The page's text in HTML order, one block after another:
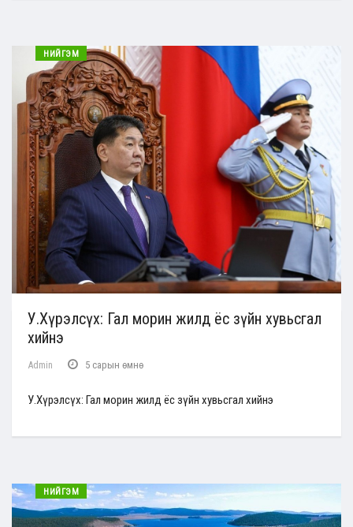
НИЙГЭМ
У.Хүрэлсүх: Гал морин жилд ёс зүйн хувьсгал
хийнэ
Admin 5 сарын өмнө
У.Хүрэлсүх: Гал морин жилд ёс зүйн хувьсгал хийнэ
НИЙГЭМ